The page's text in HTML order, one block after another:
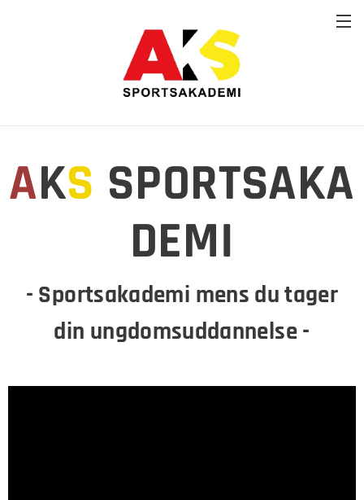
AKS SPORTSAKA
DEMI
- Sportsakademi mens du tager
din ungdomsuddannelse -